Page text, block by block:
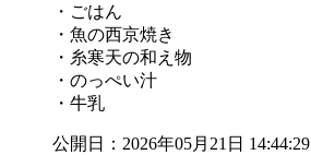
・ごはん
・魚の西京焼き
・糸寒天の和え物
・のっぺい汁
・牛乳
公開日：2026年05月21日 14:44:29